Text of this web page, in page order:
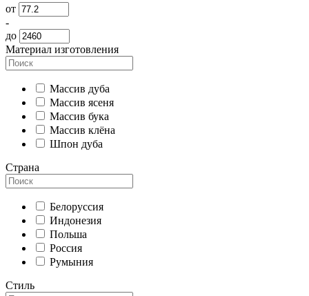
от
-
до
Материал изготовления
Массив дуба
Массив ясеня
Массив бука
Массив клёна
Шпон дуба
Страна
Белоруссия
Индонезия
Польша
Россия
Румыния
Стиль